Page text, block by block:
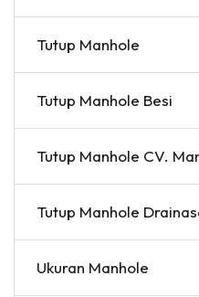
Tutup Manhole
Tutup Manhole Besi
Tutup Manhole CV.
Tutup Manhole
Ukuran Manhole